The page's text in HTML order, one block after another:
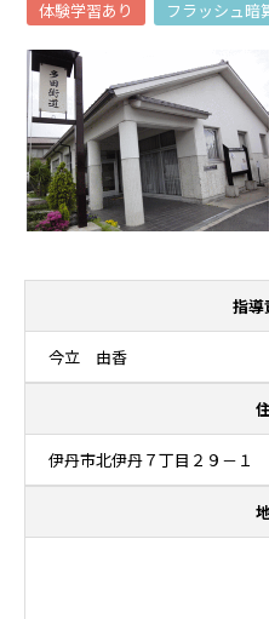
体験学習あり フラッシュ暗
指導
今立 由香
伊丹市北伊丹７丁目２９－１